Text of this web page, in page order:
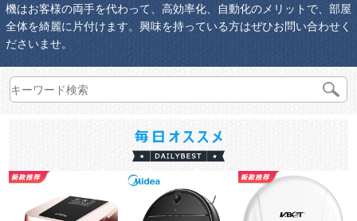
機はお客様の両手を代わって、高効率化、自動化のメリットで、部屋
全体を綺麗に片付けます。興味を持っている方はぜひお問い合わせく
ださいませ。